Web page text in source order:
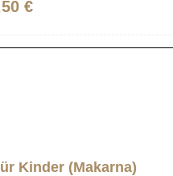
€
Kinder (Makarna)